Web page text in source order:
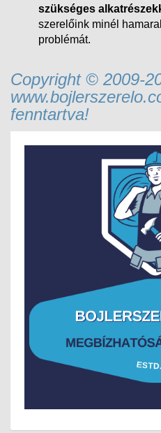
szükséges
szerelőink minél
problémát.
Copyright © 2009-
fenntartva!